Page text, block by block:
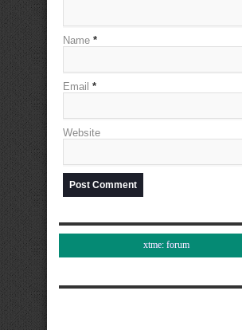
Name *
Email *
Website
xtme: forum